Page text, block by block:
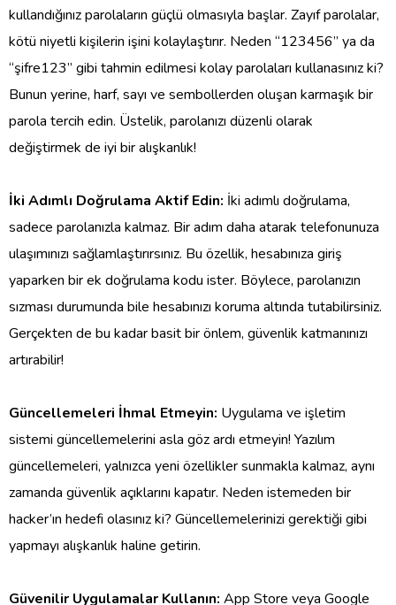
kullandığınız parolaların güçlü olmasıyla başlar. Zayıf parolalar,
kötü niyetli kişilerin işini kolaylaştırır. Neden “123456” ya da
“şifre123” gibi tahmin edilmesi kolay parolaları kullanasınız ki?
Bunun yerine, harf, sayı ve sembollerden oluşan karmaşık bir
parola tercih edin. Üstelik, parolanızı düzenli olarak
değiştirmek de iyi bir alışkanlık!
İki Adımlı Doğrulama Aktif Edin: İki adımlı doğrulama,
sadece parolanızla kalmaz. Bir adım daha atarak telefonunuza
ulaşımınızı sağlamlaştırırsınız. Bu özellik, hesabınıza giriş
yaparken bir ek doğrulama kodu ister. Böylece, parolanızın
sızması durumunda bile hesabınızı koruma altında tutabilirsiniz.
Gerçekten de bu kadar basit bir önlem, güvenlik katmanınızı
artırabilir!
Güncellemeleri İhmal Etmeyin: Uygulama ve işletim
sistemi güncellemelerini asla göz ardı etmeyin! Yazılım
güncellemeleri, yalnızca yeni özellikler sunmakla kalmaz, aynı
zamanda güvenlik açıklarını kapatır. Neden istemeden bir
hacker’ın hedefi olasınız ki? Güncellemelerinizi gerektiği gibi
yapmayı alışkanlık haline getirin.
Güvenilir Uygulamalar Kullanın: App Store veya Google